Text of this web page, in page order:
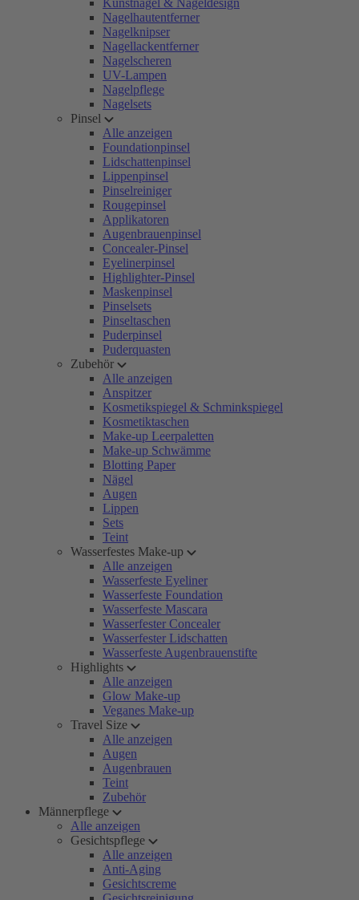
Kunstnägel & Nageldesign
Nagelhautentferner
Nagelknipser
Nagellackentferner
Nagelscheren
UV-Lampen
Nagelpflege
Nagelsets
Pinsel
Alle anzeigen
Foundationpinsel
Lidschattenpinsel
Lippenpinsel
Pinselreiniger
Rougepinsel
Applikatoren
Augenbrauenpinsel
Concealer-Pinsel
Eyelinerpinsel
Highlighter-Pinsel
Maskenpinsel
Pinselsets
Pinseltaschen
Puderpinsel
Puderquasten
Zubehör
Alle anzeigen
Anspitzer
Kosmetikspiegel & Schminkspiegel
Kosmetiktaschen
Make-up Leerpaletten
Make-up Schwämme
Blotting Paper
Nägel
Augen
Lippen
Sets
Teint
Wasserfestes Make-up
Alle anzeigen
Wasserfeste Eyeliner
Wasserfeste Foundation
Wasserfeste Mascara
Wasserfester Concealer
Wasserfester Lidschatten
Wasserfeste Augenbrauenstifte
Highlights
Alle anzeigen
Glow Make-up
Veganes Make-up
Travel Size
Alle anzeigen
Augen
Augenbrauen
Teint
Zubehör
Männerpflege
Alle anzeigen
Gesichtspflege
Alle anzeigen
Anti-Aging
Gesichtscreme